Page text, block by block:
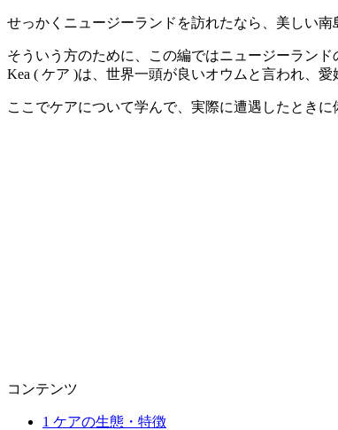
せっかくニュージーランドを訪れたなら、美しい
そういう方のために、この編ではニュージーランド
Kea ( ケア )は、世界一頭が良いオウムと言われ、
ここでケアについて学んで、実際に遭遇したときに
コンテンツ
1 ケアの生態・特徴